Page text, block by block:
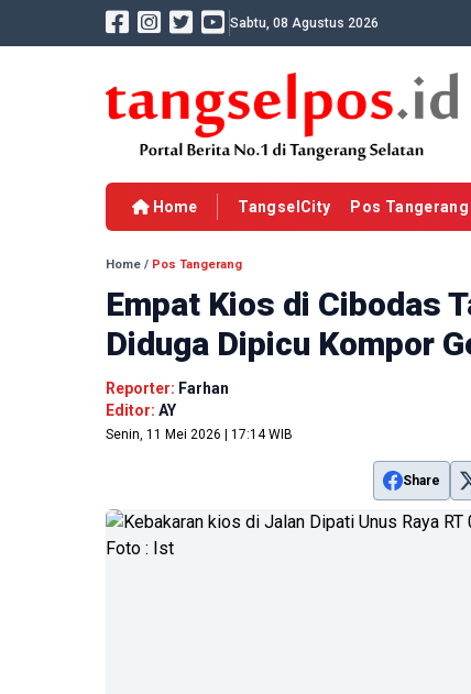
Sabtu, 08 Agustus 2026
Home TangselCity Pos Tangerang
Home / Pos Tangerang
Empat Kios di Cibodas
Diduga Dipicu Kompor
Reporter: Farhan
Editor: AY
Senin, 11 Mei 2026 | 17:14 WIB
Share